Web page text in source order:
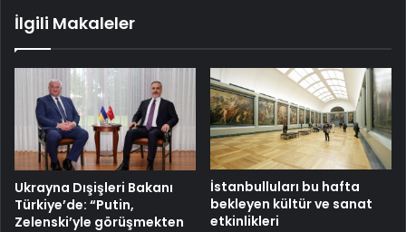
İlgili Makaleler
Ukrayna Dışişleri Bakanı
Türkiye’de: “Putin,
Zelenski’yle görüşmekten
İstanbulluları bu hafta
bekleyen kültür ve sanat
etkinlikleri